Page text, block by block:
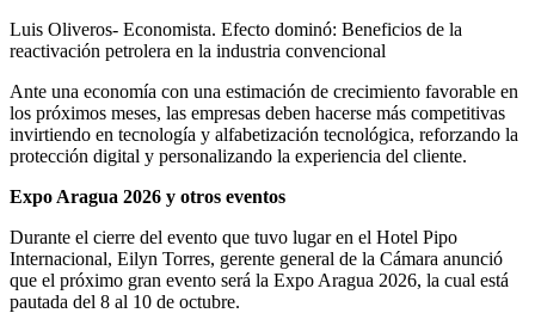
Luis Oliveros- Economista. Efecto dominó: Beneficios de la
reactivación petrolera en la industria convencional
Ante una economía con una estimación de crecimiento favorable en
los próximos meses, las empresas deben hacerse más competitivas
invirtiendo en tecnología y alfabetización tecnológica, reforzando la
protección digital y personalizando la experiencia del cliente.
Expo Aragua 2026 y otros eventos
Durante el cierre del evento que tuvo lugar en el Hotel Pipo
Internacional, Eilyn Torres, gerente general de la Cámara anunció
que el próximo gran evento será la Expo Aragua 2026, la cual está
pautada del 8 al 10 de octubre.